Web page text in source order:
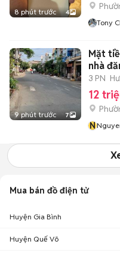
8 phút trước 4
Tony
9 phút trước 7
Mặt
nhà
3 PN
12
N
Mua bán đồ điện tử
Huyện Gia Bình
Huyện Quế Võ